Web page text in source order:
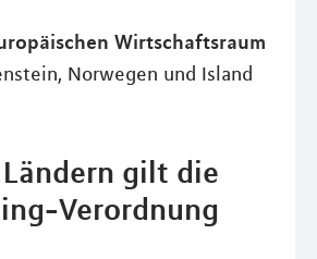
Wirtschaftsraum
Norwegen und Island
gilt die
Verordnung